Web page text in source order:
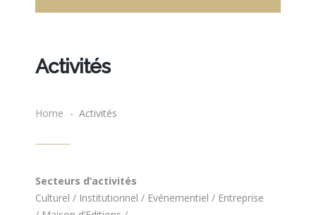
Activités
Home - Activités
Secteurs d’activités
Culturel / Institutionnel / Evénementiel / Entreprise